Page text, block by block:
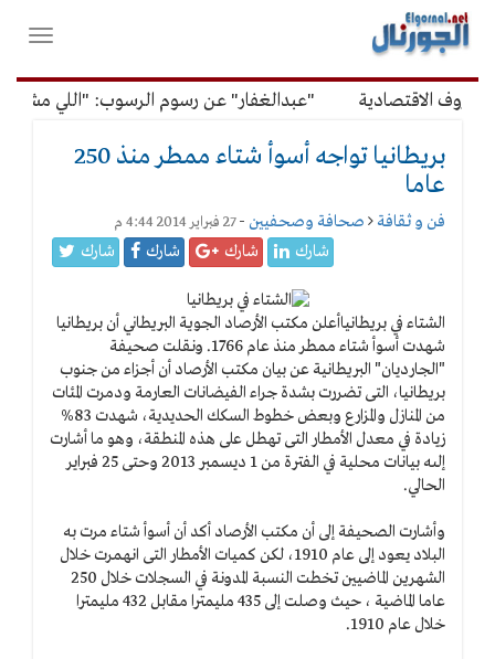
القائمة
الرئيسية
فتح
الاقتصادية "عبدالغفار" عن رسوم الرسوب: "اللي مش
بريطانيا تواجه أسوأ شتاء ممطر منذ 250
عاما
فن و ثقافة صحافة وصحفيين -27 فبراير 2014 4:44 م
شارك شارك شارك شارك
الشتاء في بريطانياأعلن مكتب الأرصاد الجوية البريطاني أن بريطانيا
شهدت أسوأ شتاء ممطر منذ عام 1766. ونقلت صحيفة
"الجارديان" البريطانية عن بيان مكتب الأرصاد أن أجزاء من جنوب
بريطانيا، التى تضررت بشدة جراء الفيضانات العارمة ودمرت المئات
من المنازل والمزارع وبعض خطوط السكك الحديدية، شهدت 83%
زيادة في معدل الأمطار التى تهطل على هذه المنطقة، وهو ما أشارت
إلىه بيانات محلية في الفترة من 1 ديسمبر 2013 وحتى 25 فبراير
الحالي.
وأشارت الصحيفة إلى أن مكتب الأرصاد أكد أن أسوأ شتاء مرت به
البلاد يعود إلى عام 1910، لكن كميات الأمطار التى انهمرت خلال
الشهرين الماضيين تخطت النسبة المدونة في السجلات خلال 250
عاما الماضية ، حيث وصلت إلى 435 مليمترا مقابل 432 مليمترا
خلال عام 1910.